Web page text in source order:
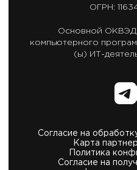
ОГРН:
Основной ОКВЭД:
компьютерного
(ы) ИТ-
Согласие на
Карта
Политика
Согласие на